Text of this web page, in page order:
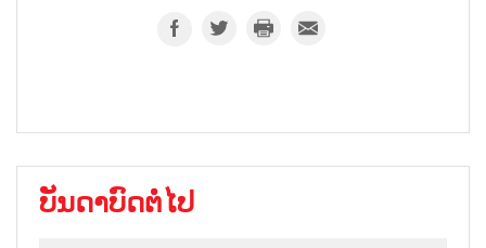
ບັນດາບົດຕໍ່ໄປ